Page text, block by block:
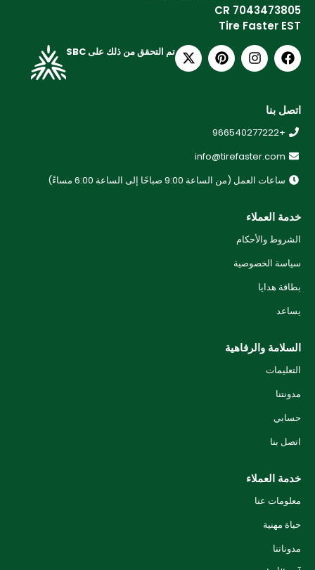
CR 7043473805
Tire Faster EST
تم التحقق من ذلك على SBC
اتصل بنا
+966540277222
info@tirefaster.com
ساعات العمل (من الساعة 9:00 صباحًا إلى الساعة 6:00 مساءً)
خدمة العملاء
الشروط والأحكام
سياسة الخصوصية
بطاقة هدايا
يساعد
السلامة والرفاهية
التعليمات
مدونتنا
حسابي
اتصل بنا
خدمة العملاء
معلومات عنا
حياة مهنية
مدوناتنا